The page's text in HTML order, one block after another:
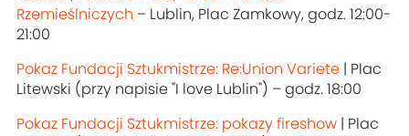
Rzemieślniczych – Lublin, Plac Zamkowy, godz. 12:00-
21:00
Pokaz Fundacji Sztukmistrze: Re:Union Variete | Plac
Litewski (przy napisie "I love Lublin") – godz. 18:00
Pokaz Fundacji Sztukmistrze: pokazy fireshow | Plac